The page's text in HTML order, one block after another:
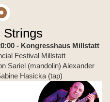
Strings
- Kongresshaus Millstatt
Festival Millstatt
Sariel (mandolin) Alexander
Hasicka (tap)